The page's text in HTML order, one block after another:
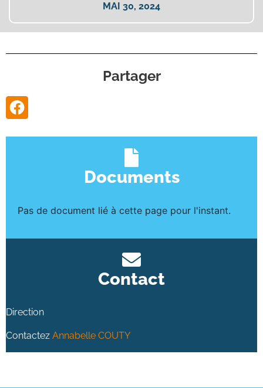
MAI 30, 2024
Partager
Documents
Pas de document lié à cette page pour l'instant.
Contact
Direction
Contactez Annabelle COUTY